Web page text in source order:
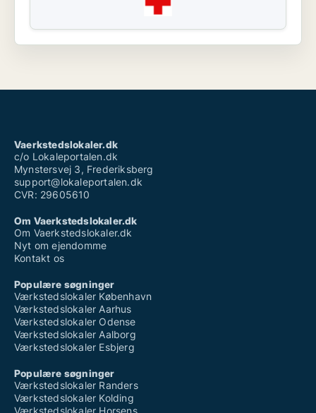
Vaerkstedslokaler.dk
c/o Lokaleportalen.dk
Mynstersvej 3, Frederiksberg
support@lokaleportalen.dk
CVR: 29605610
Om Vaerkstedslokaler.dk
Om Vaerkstedslokaler.dk
Nyt om ejendomme
Kontakt os
Populære søgninger
Værkstedslokaler København
Værkstedslokaler Aarhus
Værkstedslokaler Odense
Værkstedslokaler Aalborg
Værkstedslokaler Esbjerg
Populære søgninger
Værkstedslokaler Randers
Værkstedslokaler Kolding
Værkstedslokaler Horsens